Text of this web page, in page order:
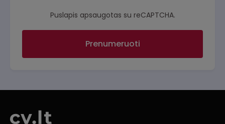
Puslapis apsaugotas su reCAPTCHA.
Prenumeruoti